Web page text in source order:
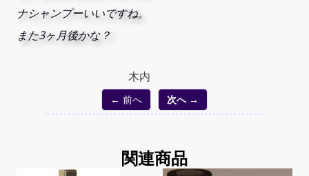
ナシャンプーいいですね。
また3ヶ月後かな？
木内
← 前へ 次へ →
関連商品